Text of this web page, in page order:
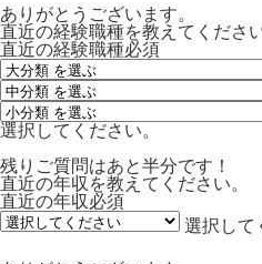
ありがとうございます。
直近の経験職種を教えてください
直近の経験職種必須
選択してください。
残りご質問はあと半分です！
直近の年収を教えてください。
直近の年収必須
選択して